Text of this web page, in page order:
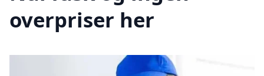
overpriser her